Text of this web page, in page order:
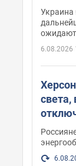
Украина
рамках
6.08.2026